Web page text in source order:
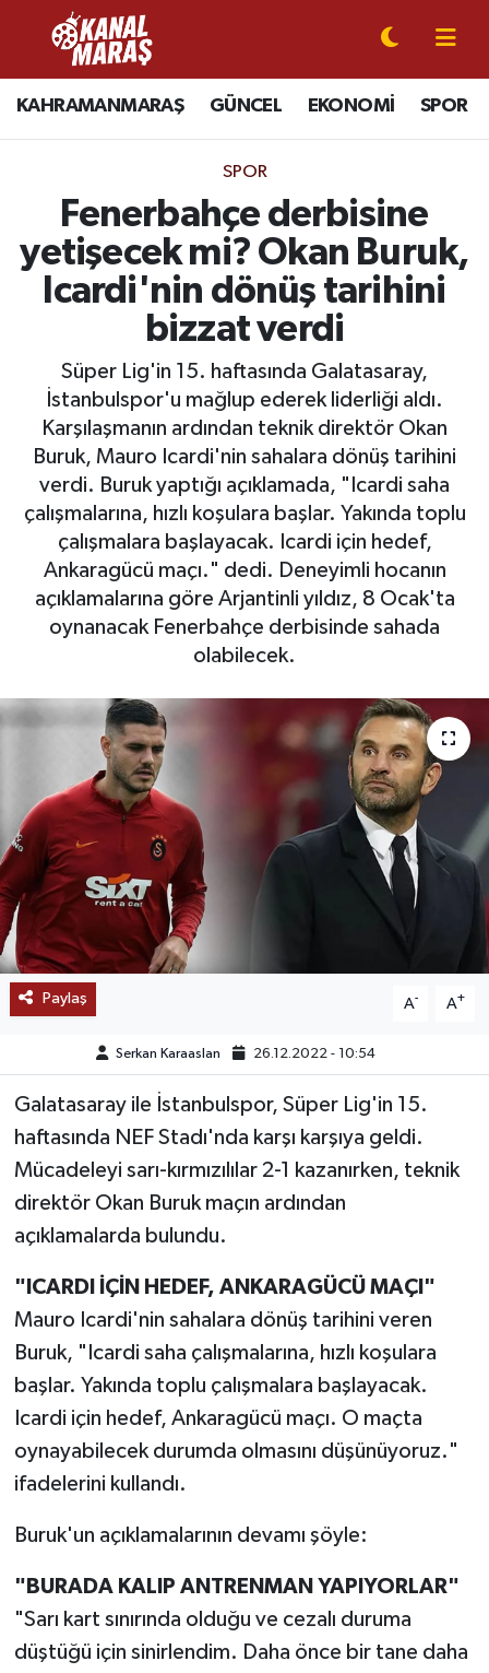
KAHRAMANMARAŞ GÜNCEL EKONOMİ SPOR
SPOR
Fenerbahçe derbisine
yetişecek mi? Okan Buruk,
Icardi'nin dönüş tarihini
bizzat verdi
Süper Lig'in 15. haftasında Galatasaray,
İstanbulspor'u mağlup ederek liderliği aldı.
Karşılaşmanın ardından teknik direktör Okan
Buruk, Mauro Icardi'nin sahalara dönüş tarihini
verdi. Buruk yaptığı açıklamada, "Icardi saha
çalışmalarına, hızlı koşulara başlar. Yakında toplu
çalışmalara başlayacak. Icardi için hedef,
Ankaragücü maçı." dedi. Deneyimli hocanın
açıklamalarına göre Arjantinli yıldız, 8 Ocak'ta
oynanacak Fenerbahçe derbisinde sahada
olabilecek.
Paylaş A- A+
Serkan Karaaslan 26.12.2022 - 10:54
Galatasaray ile İstanbulspor, Süper Lig'in 15.
haftasında NEF Stadı'nda karşı karşıya geldi.
Mücadeleyi sarı-kırmızılılar 2-1 kazanırken, teknik
direktör Okan Buruk maçın ardından
açıklamalarda bulundu.
"ICARDI İÇİN HEDEF, ANKARAGÜCÜ MAÇI"
Mauro Icardi'nin sahalara dönüş tarihini veren
Buruk, "Icardi saha çalışmalarına, hızlı koşulara
başlar. Yakında toplu çalışmalara başlayacak.
Icardi için hedef, Ankaragücü maçı. O maçta
oynayabilecek durumda olmasını düşünüyoruz."
ifadelerini kullandı.
Buruk'un açıklamalarının devamı şöyle:
"BURADA KALIP ANTRENMAN YAPIYORLAR"
"Sarı kart sınırında olduğu ve cezalı duruma
düştüğü için sinirlendim. Daha önce bir tane daha
CANLI YAYIN
KAHRAMANMARAŞ
SPOR
SİYASET
EKONOMİ
GÜNDEM
MAGAZİN
SAĞLIK
EĞİTİM
BÖLGE
KEŞFET
POPÜLER
DÜNYA
TREND
OTOMOTİV
KÜLTÜR SANAT
Kahramanmaraş Nöbetçi Eczaneler
Kahramanmaraş Hava Durumu
Kahramanmaraş Trafik Yoğunluk Haritası
Süper Lig Puan Durumu ve Fikstür
Tüm Manşetler
Son Dakika Haberleri
Haber Arşivi